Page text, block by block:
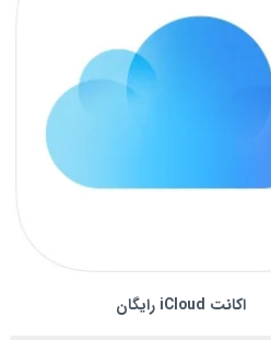
اکانت iCloud رایگان